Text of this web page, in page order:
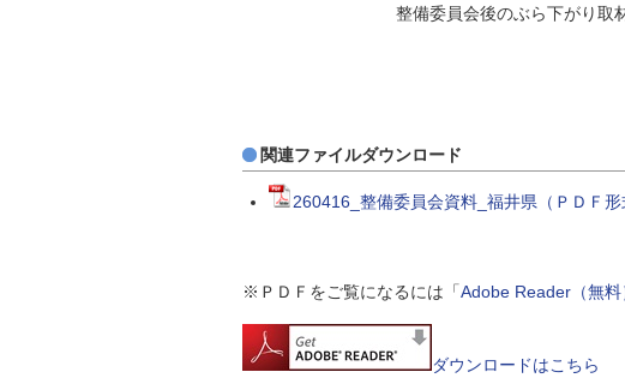
整備委員会後のぶら下がり取材
関連ファイルダウンロード
260416_整備委員会資料_福井県（ＰＤＦ形
※ＰＤＦをご覧になるには「Adobe Reader（無料
ダウンロードはこちら